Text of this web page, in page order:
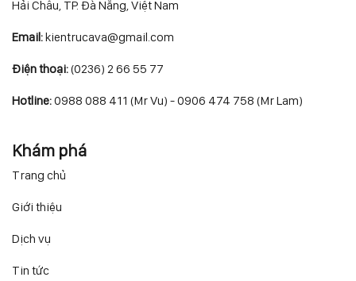
Hải Châu, TP. Đà Nẵng, Việt Nam
Email:kientrucava@gmail.com
Điện thoại:(0236) 2 66 55 77
Hotline:0988 088 411 (Mr Vu) - 0906 474 758 (Mr Lam)
Khám phá
Trang chủ
Giới thiệu
Dịch vụ
Tin tức